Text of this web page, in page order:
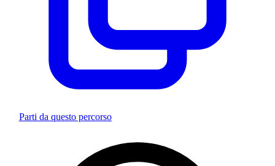
Parti da questo percorso